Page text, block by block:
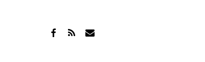
facebook
RSS email